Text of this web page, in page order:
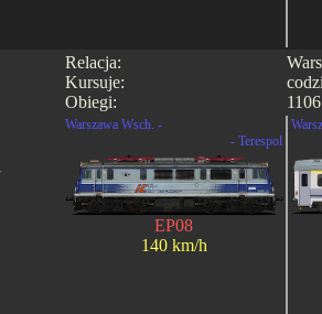
Relacja:
Kursuje:
Obiegi:
Warszawa Wsch. -
- Terespol
EP08
140 km/h